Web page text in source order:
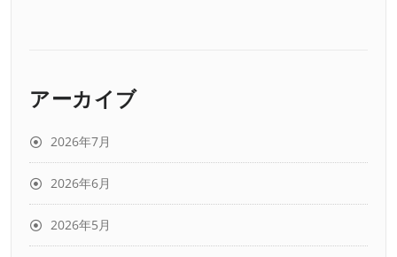
アーカイブ
2026年7月
2026年6月
2026年5月